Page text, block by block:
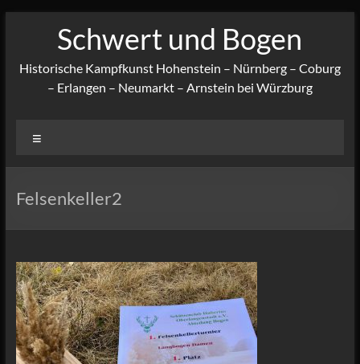
Schwert und Bogen
Historische Kampfkunst Hohenstein – Nürnberg – Coburg
– Erlangen – Neumarkt – Arnstein bei Würzburg
Felsenkeller2